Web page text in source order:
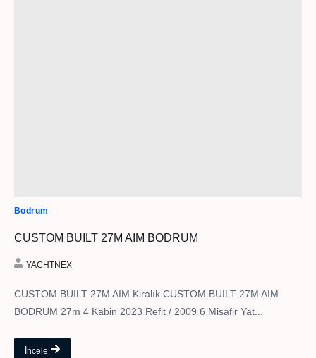
Bodrum
CUSTOM BUILT 27M AIM BODRUM
YACHTNEX
CUSTOM BUILT 27M AIM Kiralık CUSTOM BUILT 27M AIM
BODRUM 27m 4 Kabin 2023 Refit / 2009 6 Misafir Yat...
İncele